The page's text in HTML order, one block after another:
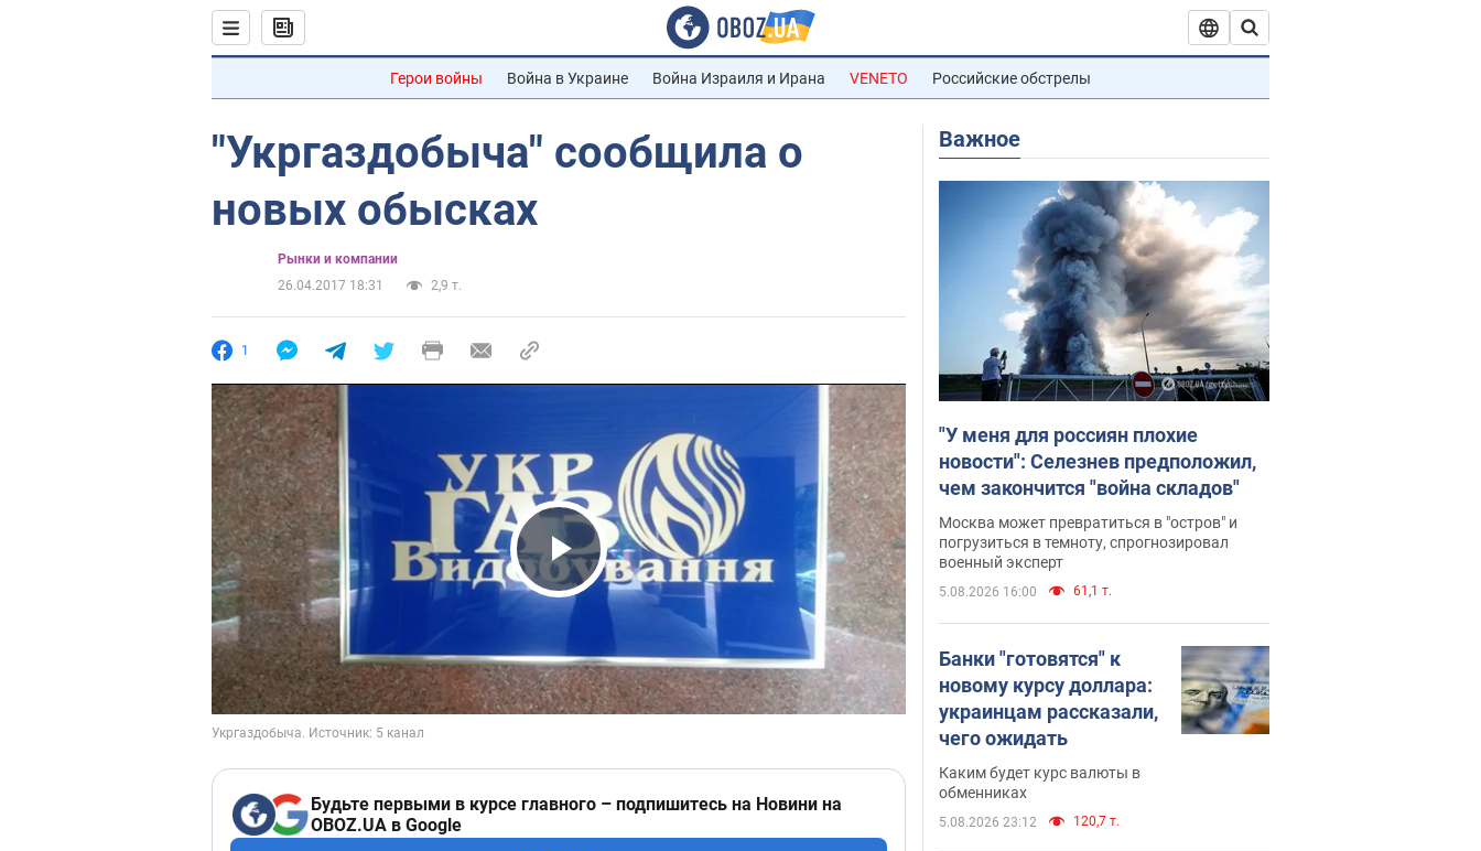
Герои войны Война в Украине Война Израиля и Ирана VENETO Российские обстрелы
"Укргаздобыча" сообщила о
новых обысках
Рынки и компании
26.04.2017 18:31
2,9 т.
1
Play Video
Будьте первыми в курсе главного – подпишитесь на Новини на
OBOZ.UA в Google
Важное
"У меня для россиян плохие
новости": Селезнев предположил,
чем закончится "война складов"
Москва может превратиться в "остров" и
погрузиться в темноту, спрогнозировал
военный эксперт
5.08.2026 16:00 61,1 т.
Банки "готовятся" к
новому курсу доллара:
украинцам рассказали,
чего ожидать
Каким будет курс валюты в
обменниках
5.08.2026 23:12 120,7 т.